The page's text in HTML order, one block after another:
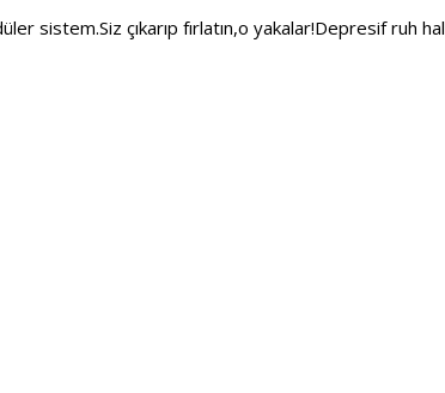
sistem.Siz çıkarıp fırlatın,o yakalar!Depresif ruh